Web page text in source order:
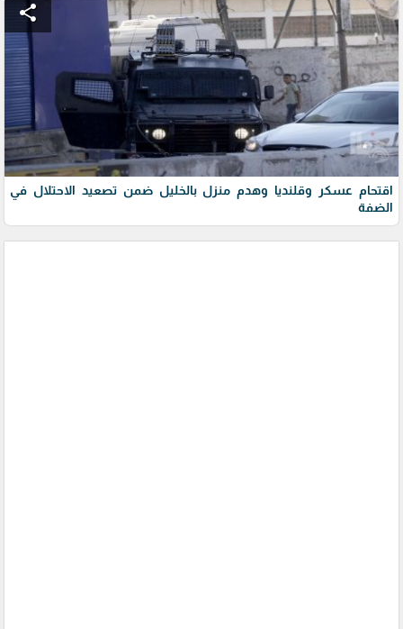
share
اقتحام عسكر وقلنديا وهدم منزل بالخليل ضمن تصعيد الاحتلال في
الضفة